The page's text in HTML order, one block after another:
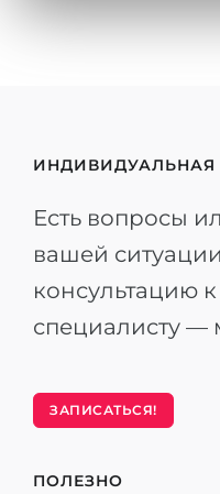
ИНДИВИДУАЛЬНАЯ
Есть вопросы
вашей
консультацию
специалисту
ЗАПИСАТЬСЯ!
ПОЛЕЗНО